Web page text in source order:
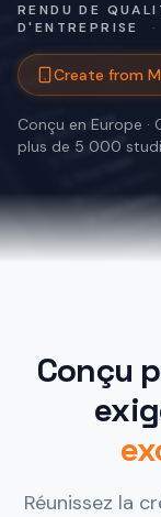
RENDU DE
D'ENTREPRISE
·
Create from
Conçu en Europe ·
plus de 5 000
Conçu
Réunissez la